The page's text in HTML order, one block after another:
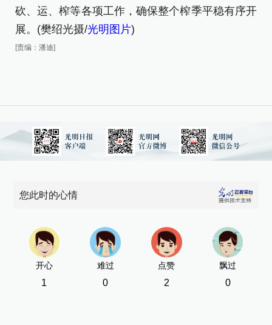
砍、运、榨等各项工作，确保整个榨季平稳有序开
展。(樊绍光摄/光明图片)
[责编：潘迪]
您此时的心情
开心
1
难过
0
点赞
2
飘过
0